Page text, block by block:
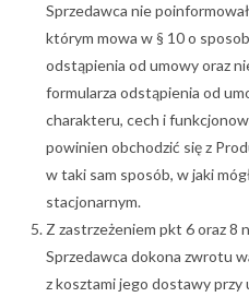
Sprzedawca nie
którym mowa w § 10 o
odstąpienia od umowy oraz
formularza odstąpienia od
charakteru, cech i
powinien obchodzić się z
w taki sam sposób, w jaki
stacjonarnym.
Z zastrzeżeniem pkt 6 oraz 8
Sprzedawca dokona zwrotu
z kosztami jego dostawy